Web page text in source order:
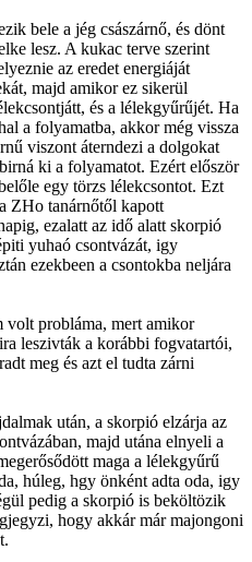
bele a jég császárnő, és dönt
lesz. A kukac terve szerint
az eredet energiáját
majd amikor ez sikerül
és a lélekgyűrűjét. Ha
a folyamatba, akkor még vissza
viszont áterndezi a dolgokat
ki a folyamatot. Ezért először
egy törzs lélekcsontot. Ezt
ZHo tanárnőtől kapott
ezalatt az idő alatt skorpió
yuhaó csontvázát, igy
ezekbeen a csontokba neljára
volt probláma, mert amikor
leszivták a korábbi fogvatartói,
meg és azt el tudta zárni
után, a skorpió elzárja az
majd utána elnyeli a
maga a lélekgyűrű
húleg, hgy önként adta oda, igy
pedig a skorpió is beköltözik
hogy akkár már majongoni